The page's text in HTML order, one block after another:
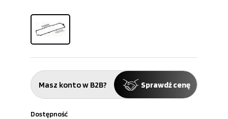
Masz konto w B2B? Sprawdź cenę
Dostępność